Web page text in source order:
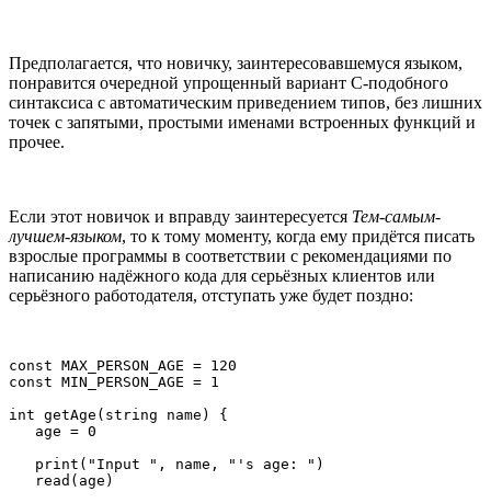
Предполагается, что новичку, заинтересовавшемуся языком,
понравится очередной упрощенный вариант C-подобного
синтаксиса с автоматическим приведением типов, без лишних
точек с запятыми, простыми именами встроенных функций и
прочее.
Если этот новичок и вправду заинтересуется Тем-самым-
лучшем-языком, то к тому моменту, когда ему придётся писать
взрослые программы в соответствии с рекомендациями по
написанию надёжного кода для серьёзных клиентов или
серьёзного работодателя, отступать уже будет поздно:
const MAX_PERSON_AGE = 120
const MIN_PERSON_AGE = 1
int getAge(string name) {
   age = 0
   print("Input ", name, "'s age: ")
   read(age)